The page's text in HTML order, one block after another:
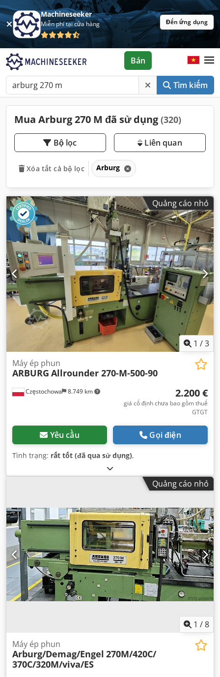
Machineseeker
Miễn phí tại cửa hàng Đến ứng dụng
Tìm kiếm
Bán
Mua Arburg 270 M đã sử dụng (320)
Bộ lọc Liên quan
Xóa tất cả bộ lọc Arburg
Quảng cáo nhỏ
1 /3
Częstochowa 8.749 km
Máy ép phun
ARBURG Allrounder 270-M-500-90
2.200 €
giá cố định chưa bao gồm thuế
GTGT
Yêu cầu Gọi điện
Tình trạng: rất tốt (đã qua sử dụng),
Quảng cáo nhỏ
1 /8
Máy ép phun
Arburg/Demag/Engel 270M/420C/
370C/320M/viva/ES